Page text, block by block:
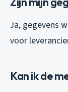
Ja, gegevens
voor
Kan ik de